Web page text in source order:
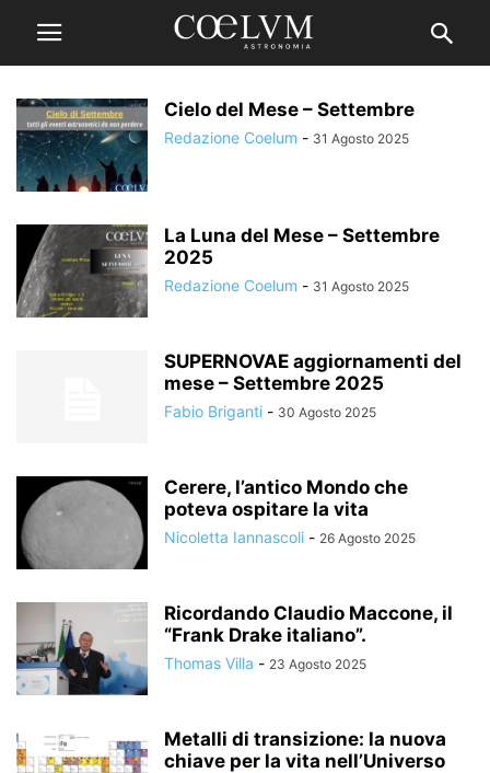
Cielo del Mese – Settembre
Redazione Coelum - 31 Agosto 2025
La Luna del Mese – Settembre
2025
Redazione Coelum - 31 Agosto 2025
SUPERNOVAE aggiornamenti del
mese – Settembre 2025
Fabio Briganti - 30 Agosto 2025
Cerere, l’antico Mondo che
poteva ospitare la vita
Nicoletta Iannascoli - 26 Agosto 2025
Ricordando Claudio Maccone, il
“Frank Drake italiano”.
Thomas Villa - 23 Agosto 2025
Metalli di transizione: la nuova
chiave per la vita nell’Universo